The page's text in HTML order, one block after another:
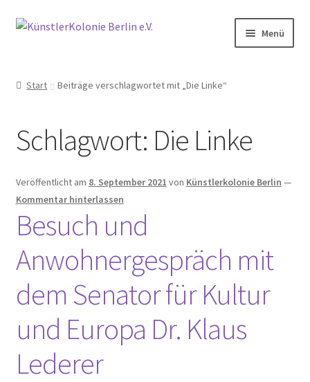
Zur
Zum
Menü
Anfahrt
Archiv
2017
2018
Start Beiträge verschlagwortet mit „Die Linke“
Schlagwort: Die Linke
Veröffentlicht am 8. September 2021 von Künstlerkolonie Berlin —
Kommentar hinterlassen
Besuch und
Anwohnergespräch mit
dem Senator für Kultur
und Europa Dr. Klaus
Lederer